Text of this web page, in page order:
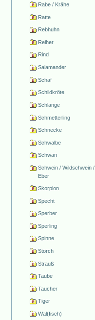
Rabe / Krähe
Ratte
Rebhuhn
Reiher
Rind
Salamander
Schaf
Schildkröte
Schlange
Schmetterling
Schnecke
Schwalbe
Schwan
Schwein / Wildschwein /
Eber
Skorpion
Specht
Sperber
Sperling
Spinne
Storch
Strauß
Taube
Taucher
Tiger
Wal(fisch)